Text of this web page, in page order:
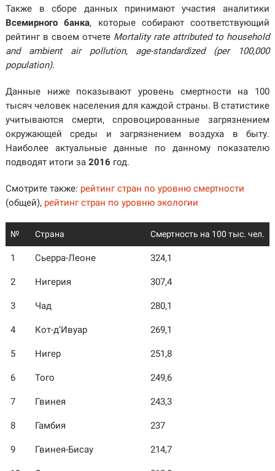
Также в сборе данных принимают участия аналитики
Всемирного банка, которые собирают соответствующий
рейтинг в своем отчете Mortality rate attributed to household
and ambient air pollution, age-standardized (per 100,000
population).
Данные ниже показывают уровень смертности на 100
тысяч человек населения для каждой страны. В статистике
учитываются смерти, спровоцированные загрязнением
окружающей среды и загрязнением воздуха в быту.
Наиболее актуальные данные по данному показателю
подводят итоги за 2016 год.
Смотрите также: рейтинг стран по уровню смертности
(общей), рейтинг стран по уровню экологии
№ Страна Смертность на 100 тыс. чел.
1 Сьерра-Леоне 324,1
2 Нигерия 307,4
3 Чад 280,1
4 Кот-д’Ивуар 269,1
5 Нигер 251,8
6 Того 249,6
7 Гвинея 243,3
8 Гамбия 237
9 Гвинея-Бисау 214,7